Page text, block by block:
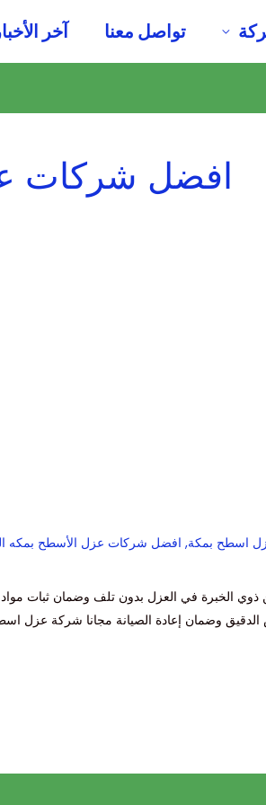
تواصل معنا آخر
افضل شركات
اسطح بمكة, افضل شركات عزل الأسطح بمكه
الخبرة في العزل بدون تلف وضمان ثبات مواد
الدقيق وضمان إعادة الصيانة مجانا شركة عزل